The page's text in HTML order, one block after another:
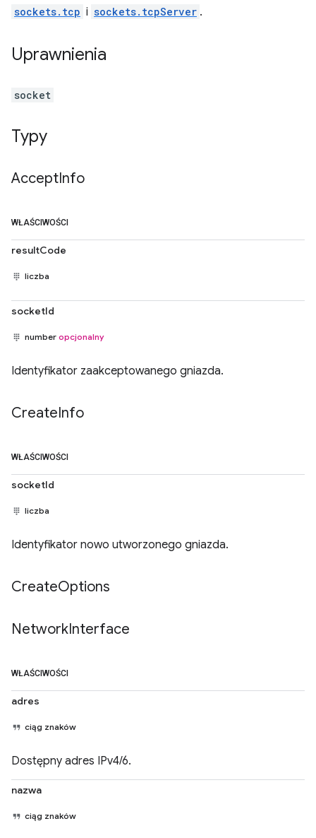
sockets.tcp i sockets.tcpServer .
Uprawnienia
socket
Typy
AcceptInfo
WŁAŚCIWOŚCI
resultCode
liczba
socketId
number opcjonalny
Identyfikator zaakceptowanego gniazda.
CreateInfo
WŁAŚCIWOŚCI
socketId
liczba
Identyfikator nowo utworzonego gniazda.
CreateOptions
NetworkInterface
WŁAŚCIWOŚCI
adres
ciąg znaków
Dostępny adres IPv4/6.
nazwa
ciąg znaków